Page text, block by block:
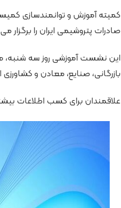
کمیته آموزش و توانمندسازی
صادرات پتروشیمی ایران را برگزار
بازرگانی، صنایع، معادن و کشاورزی
علاقمندان برای کسب اطلاعات بیشتر با شماره